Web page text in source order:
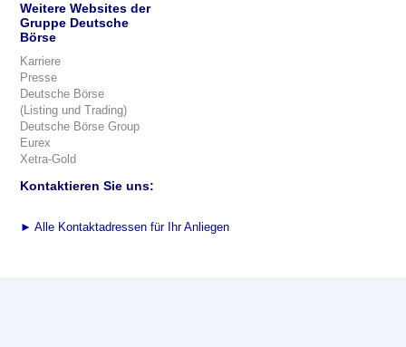
Weitere Websites der
Gruppe Deutsche
Börse
Karriere
Presse
Deutsche Börse
(Listing und Trading)
Deutsche Börse Group
Eurex
Xetra-Gold
Kontaktieren Sie uns:
► Alle Kontaktadressen für Ihr Anliegen